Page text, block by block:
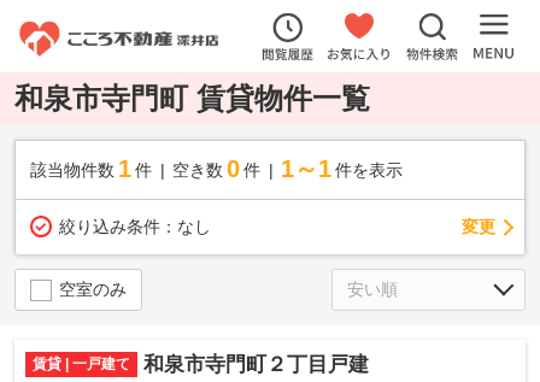
和泉市寺門町 賃貸物件一覧
該当物件数 1件 空き数 0 件 1～1 件を表示
絞り込み条件： なし 変更
空室のみ
賃貸 | 一戸建て 和泉市寺門町２丁目戸建